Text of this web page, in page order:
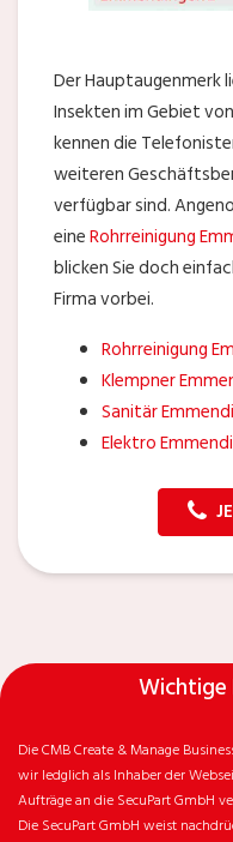
Der Hauptaugenmerk
Insekten im Gebiet
kennen die
weiteren
verfügbar sind.
eineRohrreinigung
blicken Sie doch
Firma vorbei.
Rohrreinigung
Klempner
Sanitär
Elektro
Wichtige
Die CMB Create & Manage
wir ledglich als Inhaber der
Aufträge an die SecuPart GmbH
Die SecuPart GmbH weist